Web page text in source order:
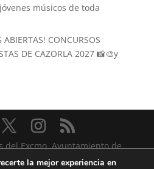
músicos de toda
ABIERTAS! CONCURSOS
DE CAZORLA 2027 📸🎨y
del Excmo. Ayuntamiento de
Cazorlala mejor experiencia en